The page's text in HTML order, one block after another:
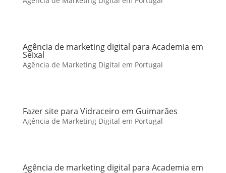
Agência de marketing digital para Academia em
Seixal
Agência de Marketing Digital em Portugal
Fazer site para Vidraceiro em Guimarães
Agência de Marketing Digital em Portugal
Agência de marketing digital para Academia em